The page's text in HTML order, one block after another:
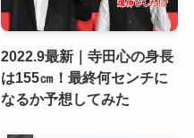
2022.9最新｜寺田心の身長
は155㎝！最終何センチに
なるか予想してみた